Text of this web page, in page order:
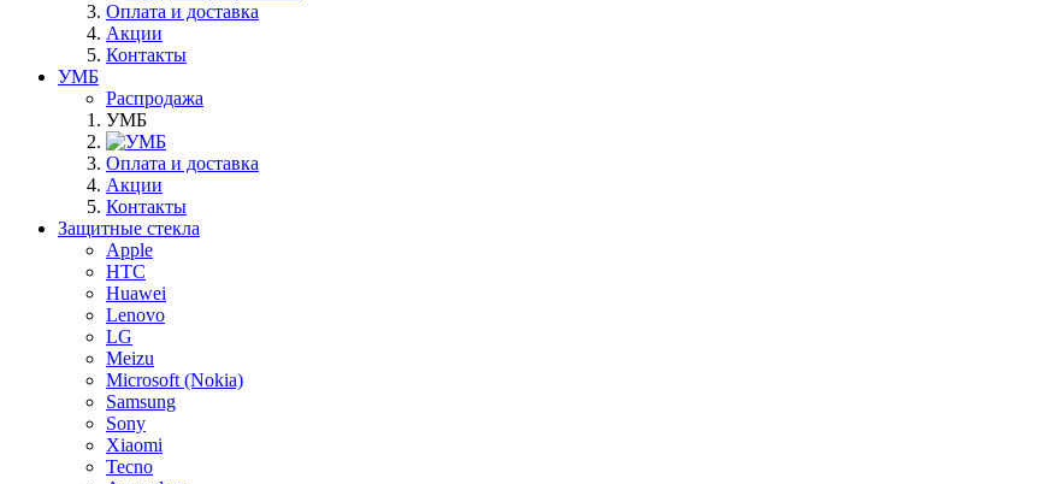
Оплата и доставка
Акции
Контакты
УМБ
Распродажа
УМБ
Оплата и доставка
Акции
Контакты
Защитные стекла
Apple
HTC
Huawei
Lenovo
LG
Meizu
Microsoft (Nokia)
Samsung
Sony
Xiaomi
Tecno